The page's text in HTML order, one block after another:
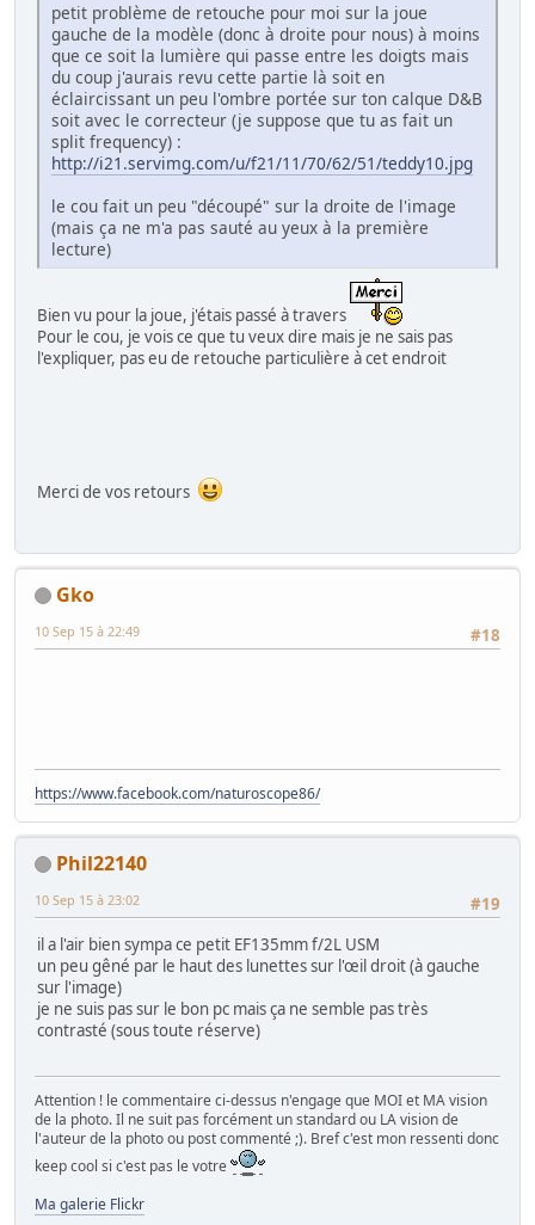
petit problème de retouche pour moi sur la joue
gauche de la modèle (donc à droite pour nous) à moins
que ce soit la lumière qui passe entre les doigts mais
du coup j'aurais revu cette partie là soit en
éclaircissant un peu l'ombre portée sur ton calque D&B
soit avec le correcteur (je suppose que tu as fait un
split frequency) :
http://i21.servimg.com/u/f21/11/70/62/51/teddy10.jpg
le cou fait un peu "découpé" sur la droite de l'image
(mais ça ne m'a pas sauté au yeux à la première
lecture)
Bien vu pour la joue, j'étais passé à travers
Pour le cou, je vois ce que tu veux dire mais je ne sais pas
l'expliquer, pas eu de retouche particulière à cet endroit
Merci de vos retours
Gko
#18
10 Sep 15 à 22:49
https://www.facebook.com/naturoscope86/
Phil22140
#19
10 Sep 15 à 23:02
il a l'air bien sympa ce petit EF135mm f/2L USM
un peu gêné par le haut des lunettes sur l'œil droit (à gauche
sur l'image)
je ne suis pas sur le bon pc mais ça ne semble pas très
contrasté (sous toute réserve)
Attention ! le commentaire ci-dessus n'engage que MOI et MA vision
de la photo. Il ne suit pas forcément un standard ou LA vision de
l'auteur de la photo ou post commenté ;). Bref c'est mon ressenti donc
keep cool si c'est pas le votre
Ma galerie Flickr